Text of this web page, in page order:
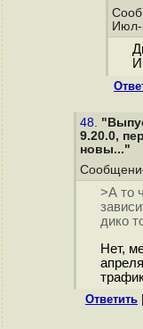
Июл-
48.
9.20.0,
новы..."
>А то
дико
Нет,
Ответить